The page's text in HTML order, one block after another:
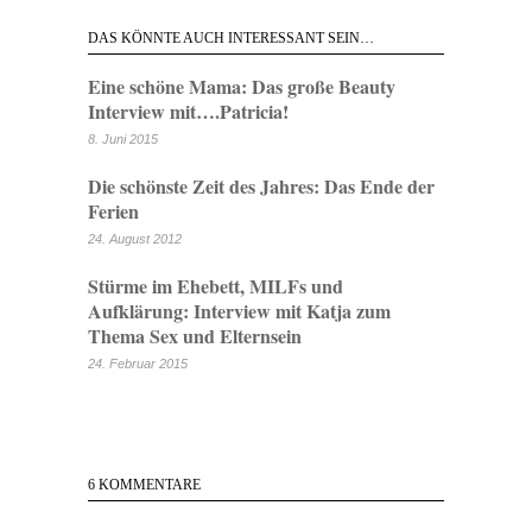
DAS KÖNNTE AUCH INTERESSANT SEIN…
Eine schöne Mama: Das große Beauty
Interview mit….Patricia!
8. Juni 2015
Die schönste Zeit des Jahres: Das Ende der
Ferien
24. August 2012
Stürme im Ehebett, MILFs und
Aufklärung: Interview mit Katja zum
Thema Sex und Elternsein
24. Februar 2015
6 KOMMENTARE